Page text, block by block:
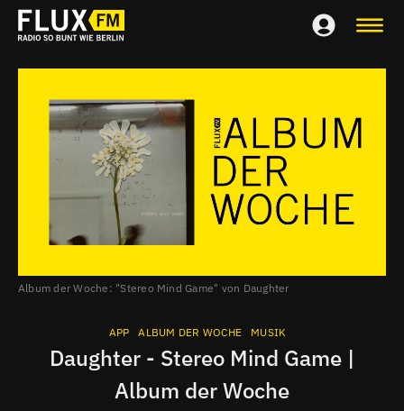
Album der Woche: "Stereo Mind Game" von Daughter
APP ALBUM DER WOCHE MUSIK
Daughter - Stereo Mind Game |
Album der Woche